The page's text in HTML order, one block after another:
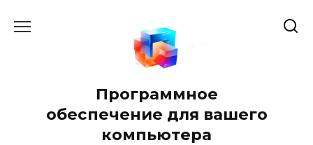
Программное
обеспечение для вашего
компьютера